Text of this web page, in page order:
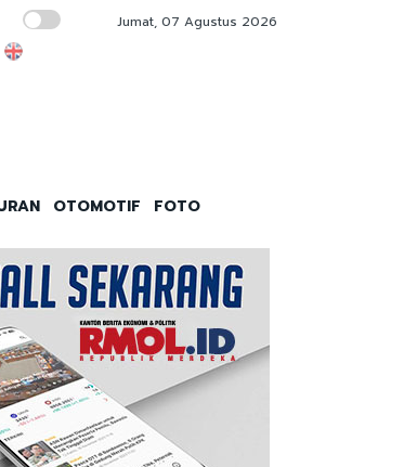
ASABRI Pastikan Hak Ahli Waris Prajurit
Jumat, 07 Agustus 2026
OTOMOTIF FOTO